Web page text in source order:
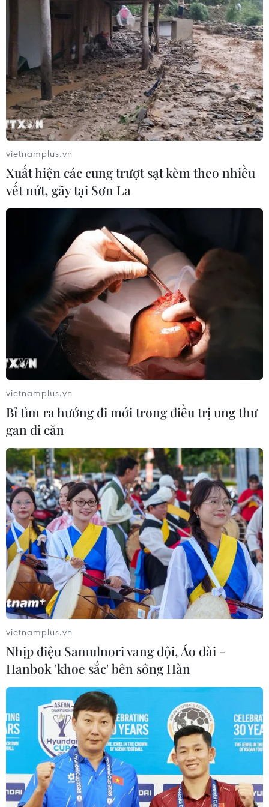
TIN CÙNG CHUYÊN MỤC
vietnamplus.vn
Xuất hiện các cung trượt sạt kèm theo nhiều
vết nứt, gãy tại Sơn La
vietnamplus.vn
Bỉ tìm ra hướng đi mới trong điều trị ung thư
gan di căn
vietnamplus.vn
Nhịp điệu Samulnori vang dội, Áo dài -
Hanbok 'khoe sắc' bên sông Hàn